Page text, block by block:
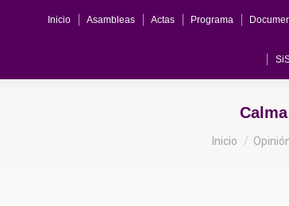
Inicio Asambleas Actas Programa
Inicio
Asambleas Actas Programa Documentos Cuentas